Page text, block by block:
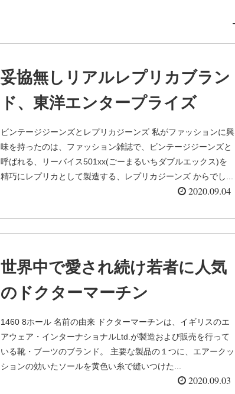
妥協無しリアルレプリカブラン
ド、東洋エンタープライズ
ビンテージジーンズとレプリカジーンズ 私がファッションに興
味を持ったのは、ファッション雑誌で、ビンテージジーンズと
呼ばれる、リーバイス501xx(ごーまるいちダブルエックス)を
精巧にレプリカとして製造する、レプリカジーンズ からでし...
2020.09.04
世界中で愛され続け若者に人気
のドクターマーチン
1460 8ホール 名前の由来 ドクターマーチンは、イギリスのエ
アウェア・インターナショナルLtd.が製造および販売を行って
いる靴・ブーツのブランド。 主要な製品の１つに、エアークッ
ションの効いたソールを黄色い糸で縫いつけた...
2020.09.03